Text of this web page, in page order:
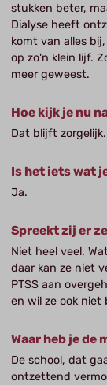
stukken beter,
Dialyse heeft
komt van alles
op zo'n klein lijf.
meer geweest.
Hoe kijk je nu
Dat blijft zorgelijk.
Is het iets wat
Ja.
Spreekt zij er
Niet heel veel.
daar kan ze niet
PTSS aan
en wil ze ook niet
Waar heb je de
De school, dat
ontzettend